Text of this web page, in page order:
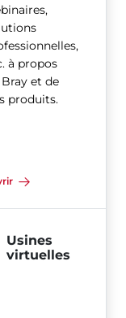
à propos
et de
produits.
Usines
virtuelles